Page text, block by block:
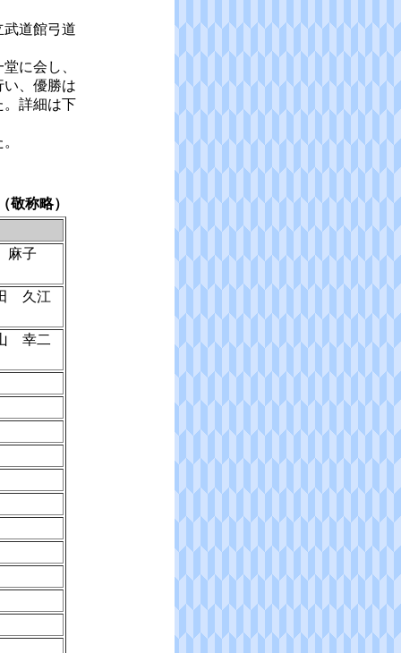
道館弓道
に会し、
、優勝は
。詳細は下
敬称略）
麻子
久江
幸二